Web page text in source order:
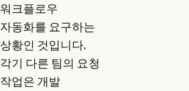
워크플로우
자동화를 요구하는
상황인 것입니다.
각기 다른 팀의 요청
작업은 개발